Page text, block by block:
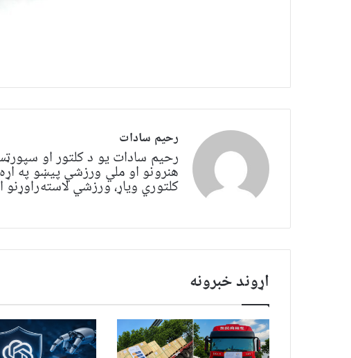
رحیم سادات
رحیم سادات یو د کلتور او
هنرونو او ملي ورزشي پیښو په
کلتوري ویاړ، ورزشي
اړوند خبرونه